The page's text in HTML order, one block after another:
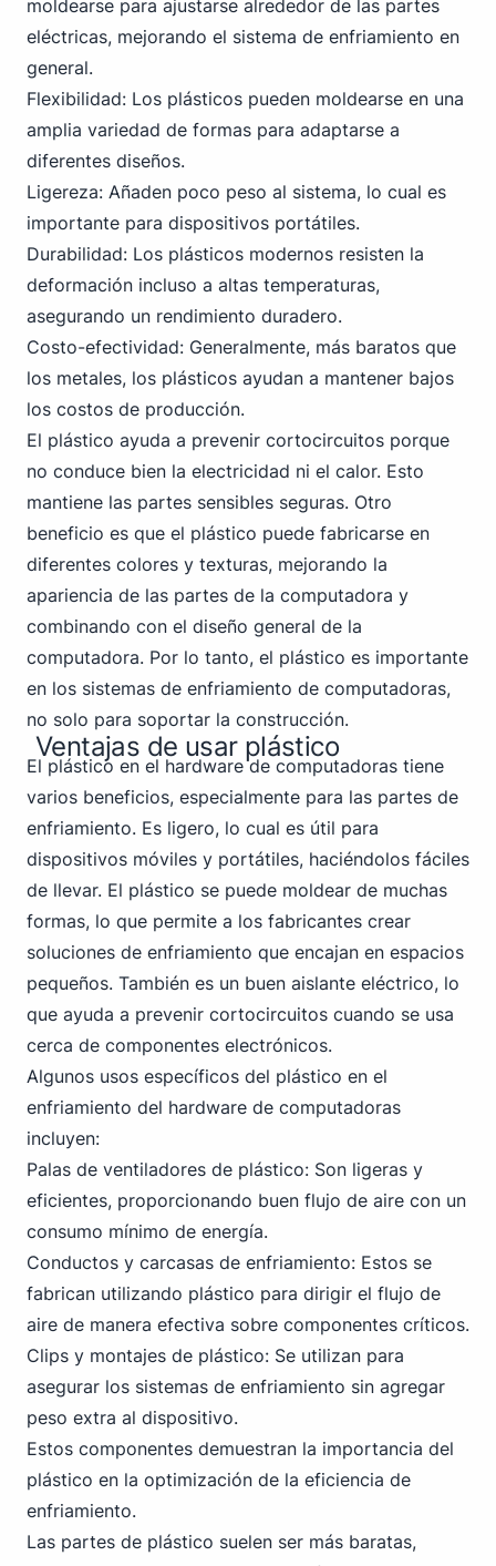
moldearse para ajustarse alrededor de las partes
eléctricas, mejorando el sistema de enfriamiento en
general.
Flexibilidad: Los plásticos pueden moldearse en una
amplia variedad de formas para adaptarse a
diferentes diseños.
Ligereza: Añaden poco peso al sistema, lo cual es
importante para dispositivos portátiles.
Durabilidad: Los plásticos modernos resisten la
deformación incluso a altas temperaturas,
asegurando un rendimiento duradero.
Costo-efectividad: Generalmente, más baratos que
los metales, los plásticos ayudan a mantener bajos
los costos de producción.
El plástico ayuda a prevenir cortocircuitos porque
no conduce bien la electricidad ni el calor. Esto
mantiene las partes sensibles seguras. Otro
beneficio es que el plástico puede fabricarse en
diferentes colores y texturas, mejorando la
apariencia de las partes de la computadora y
combinando con el diseño general de la
computadora. Por lo tanto, el plástico es importante
en los sistemas de enfriamiento de computadoras,
no solo para soportar la construcción.
Ventajas de usar plástico
El plástico en el hardware de computadoras tiene
varios beneficios, especialmente para las partes de
enfriamiento. Es ligero, lo cual es útil para
dispositivos móviles y portátiles, haciéndolos fáciles
de llevar. El plástico se puede moldear de muchas
formas, lo que permite a los fabricantes crear
soluciones de enfriamiento que encajan en espacios
pequeños. También es un buen aislante eléctrico, lo
que ayuda a prevenir cortocircuitos cuando se usa
cerca de componentes electrónicos.
Algunos usos específicos del plástico en el
enfriamiento del hardware de computadoras
incluyen:
Palas de ventiladores de plástico: Son ligeras y
eficientes, proporcionando buen flujo de aire con un
consumo mínimo de energía.
Conductos y carcasas de enfriamiento: Estos se
fabrican utilizando plástico para dirigir el flujo de
aire de manera efectiva sobre componentes críticos.
Clips y montajes de plástico: Se utilizan para
asegurar los sistemas de enfriamiento sin agregar
peso extra al dispositivo.
Estos componentes demuestran la importancia del
plástico en la optimización de la eficiencia de
enfriamiento.
Las partes de plástico suelen ser más baratas,